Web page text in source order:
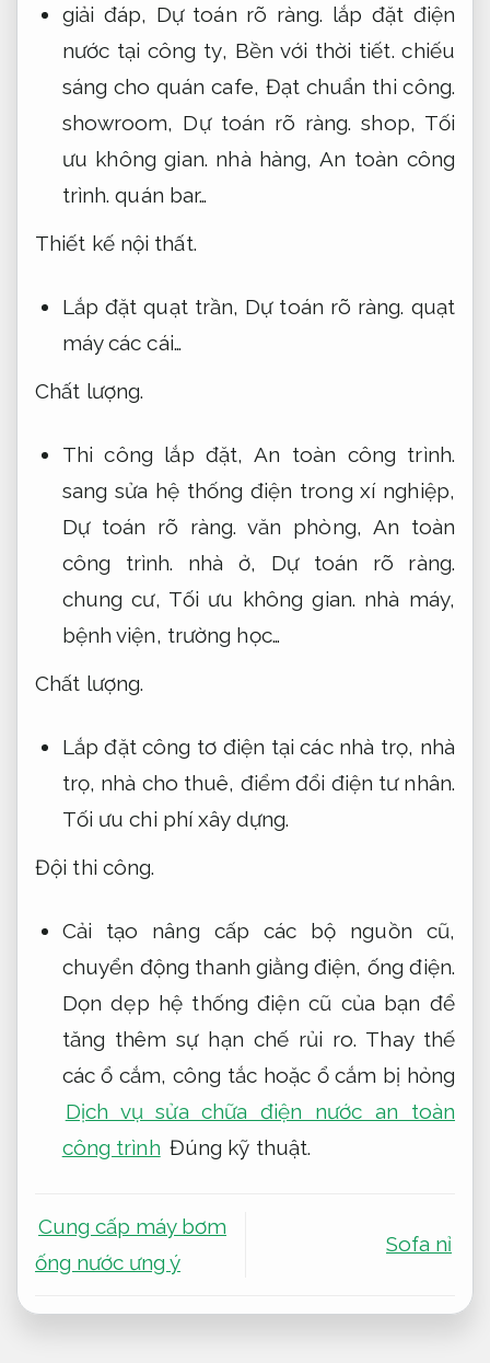
giải đáp, Dự toán rõ ràng. lắp đặt điện
nước tại công ty, Bền với thời tiết. chiếu
sáng cho quán cafe, Đạt chuẩn thi công.
showroom, Dự toán rõ ràng. shop, Tối
ưu không gian. nhà hàng,An toàn công
trình. quán bar…
Thiết kế nội thất.
Lắp đặt quạt trần, Dự toán rõ ràng. quạt
máy các cái…
Chất lượng.
Thi công lắp đặt, An toàn công trình.
sang sửa hệ thống điện trong xí nghiệp,
Dự toán rõ ràng. văn phòng, An toàn
công trình. nhà ở, Dự toán rõ ràng.
chung cư, Tối ưu không gian. nhà máy,
bệnh viện, trường học…
Chất lượng.
Lắp đặt công tơ điện tại các nhà trọ, nhà
trọ, nhà cho thuê, điểm đổi điện tư nhân.
Tối ưu chi phí xây dựng.
Đội thi công.
Cải tạo nâng cấp các bộ nguồn cũ,
chuyển động thanh giằng điện, ống điện.
Dọn dẹp hệ thống điện cũ của bạn để
tăng thêm sự hạn chế rủi ro. Thay thế
các ổ cắm, công tắc hoặc ổ cắm bị hỏng
Dịch vụ sửa chữa điện nước an toàn
công trình Đúng kỹ thuật.
Cung cấp máy bơm
ống nước ưng ý
Sofa nỉ